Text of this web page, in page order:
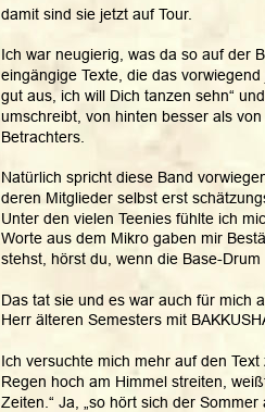
damit sind sie jetzt auf Tour.
Ich war neugierig, was da so auf der
eingängige Texte, die das
gut aus, ich will Dich tanzen sehn“
umschreibt, von hinten besser als
Betrachters.
Natürlich spricht diese Band
deren Mitglieder selbst erst
Unter den vielen Teenies fühlte ich
Worte aus dem Mikro gaben mir
stehst, hörst du, wenn die Base-
Das tat sie und es war auch für mich
Herr älteren Semesters mit
Ich versuchte mich mehr auf den
Regen hoch am Himmel streiten,
Zeiten.“ Ja, „so hört sich der Sommer